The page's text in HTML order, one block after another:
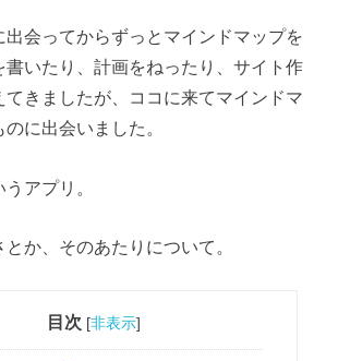
出会ってからずっとマインドマップを
書いたり、計画をねったり、サイト作
てきましたが、ココに来てマインドマ
に出会いました。
アプリ。
か、そのあたりについて。
目次 [非表示]